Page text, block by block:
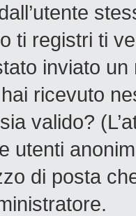
ti registri ti
inviato
ricevuto
valido?
utenti
di posta